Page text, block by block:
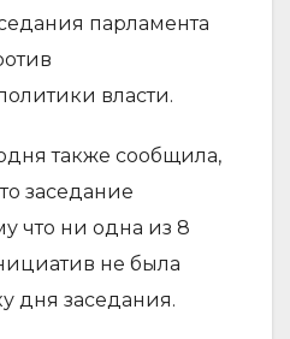
парламента
власти.
также сообщила,
заседание
что ни одна из 8
не была
дня заседания.